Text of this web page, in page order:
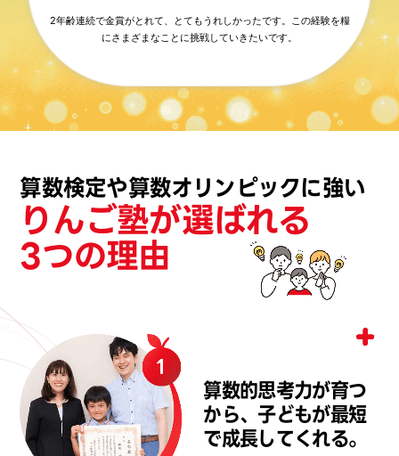
2年齢連続で金賞がとれて、とてもうれしかったです。この経験を糧
にさまざまなことに挑戦していきたいです。
算数検定や算数オリンピックに強い
りんご塾が選ばれる
3つの理由
算数的思考力が育つ
から、子どもが最短
で成長してくれる。